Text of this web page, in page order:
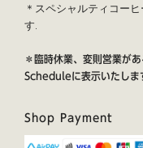
＊スペシャルティコー
す.
＊臨時休業、変則営業が
Scheduleに表示いたしま
Shop Payment